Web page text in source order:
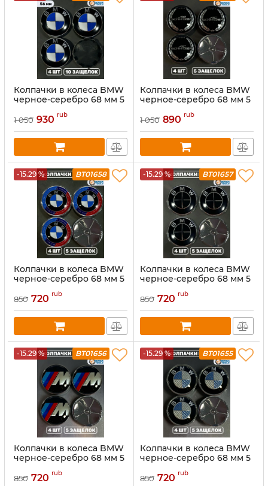
Колпачки в колеса BMW
черное-серебро 68 мм 5
1 050 930 rub
Колпачки в колеса BMW
черное-серебро 68 мм 5
1 050 890 rub
-15.29 % BT01658
Колпачки в колеса BMW
черное-серебро 68 мм 5
850 720 rub
-15.29 % BT01657
Колпачки в колеса BMW
черное-серебро 68 мм 5
850 720 rub
-15.29 % BT01656
Колпачки в колеса BMW
черное-серебро 68 мм 5
850 720 rub
-15.29 % BT01655
Колпачки в колеса BMW
черное-серебро 68 мм 5
850 720 rub